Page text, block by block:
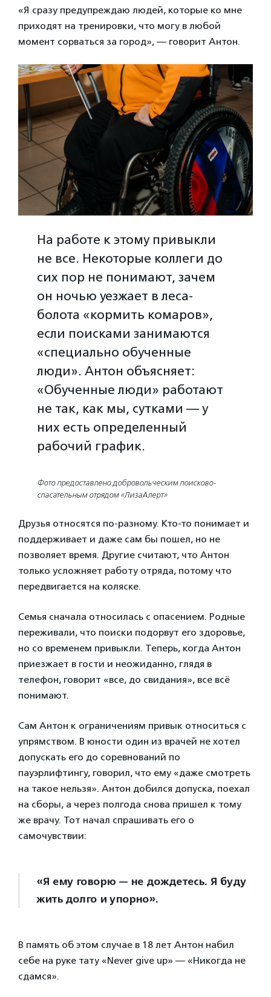
«Я сразу предупреждаю людей, которые ко мне
приходят на тренировки, что могу в любой
момент сорваться за город», — говорит Антон.
На работе к этому привыкли
не все. Некоторые коллеги до
сих пор не понимают, зачем
он ночью уезжает в леса-
болота «кормить комаров»,
если поисками занимаются
«специально обученные
люди». Антон объясняет:
«Обученные люди» работают
не так, как мы, сутками — у
них есть определенный
рабочий график.
Фото предоставлено добровольческим поисково-
спасательным отрядом «ЛизаАлерт»
Друзья относятся по-разному. Кто-то понимает и
поддерживает и даже сам бы пошел, но не
позволяет время. Другие считают, что Антон
только усложняет работу отряда, потому что
передвигается на коляске.
Семья сначала относилась с опасением. Родные
переживали, что поиски подорвут его здоровье,
но со временем привыкли. Теперь, когда Антон
приезжает в гости и неожиданно, глядя в
телефон, говорит «все, до свидания», все всё
понимают.
Сам Антон к ограничениям привык относиться с
упрямством. В юности один из врачей не хотел
допускать его до соревнований по
пауэрлифтингу, говорил, что ему «даже смотреть
на такое нельзя». Антон добился допуска, поехал
на сборы, а через полгода снова пришел к тому
же врачу. Тот начал спрашивать его о
самочувствии:
«Я ему говорю — не дождетесь. Я буду
жить долго и упорно».
В память об этом случае в 18 лет Антон набил
себе на руке тату «Never give up» — «Никогда не
сдамся».